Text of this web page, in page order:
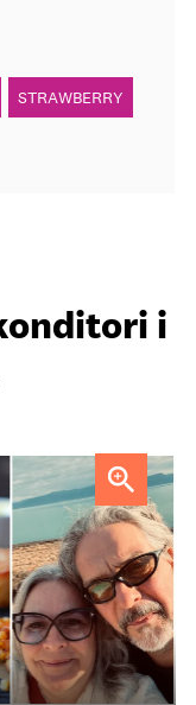
STRAWBERRY
i